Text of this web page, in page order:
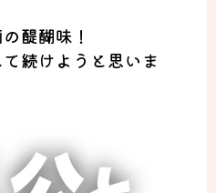
醍醐味！
続けようと思いま